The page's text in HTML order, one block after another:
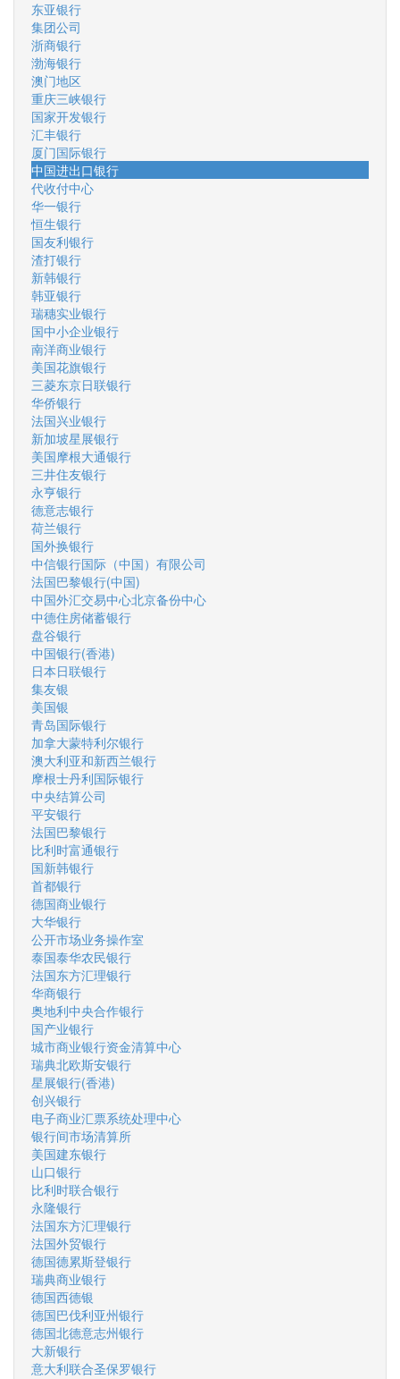
东亚银行
集团公司
浙商银行
渤海银行
澳门地区
重庆三峡银行
国家开发银行
汇丰银行
厦门国际银行
中国进出口银行
代收付中心
华一银行
恒生银行
国友利银行
渣打银行
新韩银行
韩亚银行
瑞穗实业银行
国中小企业银行
南洋商业银行
美国花旗银行
三菱东京日联银行
华侨银行
法国兴业银行
新加坡星展银行
美国摩根大通银行
三井住友银行
永亨银行
德意志银行
荷兰银行
国外换银行
中信银行国际（中国）有限公司
法国巴黎银行(中国)
中国外汇交易中心北京备份中心
中德住房储蓄银行
盘谷银行
中国银行(香港)
日本日联银行
集友银
美国银
青岛国际银行
加拿大蒙特利尔银行
澳大利亚和新西兰银行
摩根士丹利国际银行
中央结算公司
平安银行
法国巴黎银行
比利时富通银行
国新韩银行
首都银行
德国商业银行
大华银行
公开市场业务操作室
泰国泰华农民银行
法国东方汇理银行
华商银行
奥地利中央合作银行
国产业银行
城市商业银行资金清算中心
瑞典北欧斯安银行
星展银行(香港)
创兴银行
电子商业汇票系统处理中心
银行间市场清算所
美国建东银行
山口银行
比利时联合银行
永隆银行
法国东方汇理银行
法国外贸银行
德国德累斯登银行
瑞典商业银行
德国西德银
德国巴伐利亚州银行
德国北德意志州银行
大新银行
意大利联合圣保罗银行